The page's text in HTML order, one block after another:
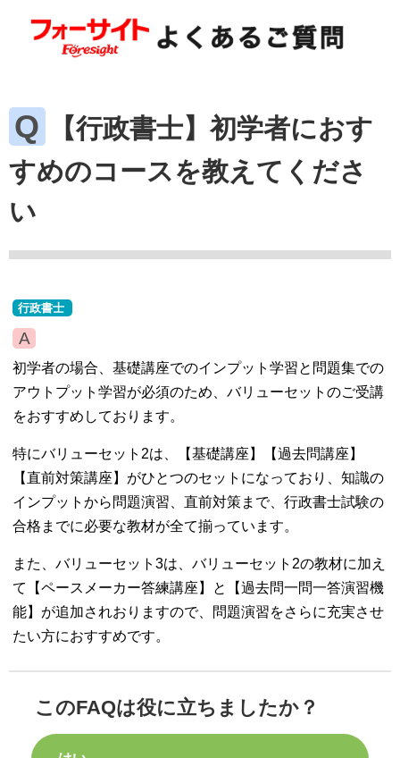
【行政書士】初学者におす
すめのコースを教えてくださ
い
行政書士
初学者の場合、基礎講座でのインプット学習と問題集での
アウトプット学習が必須のため、バリューセットのご受講
をおすすめしております。
特にバリューセット2は、【基礎講座】【過去問講座】
【直前対策講座】がひとつのセットになっており、知識の
インプットから問題演習、直前対策まで、行政書士試験の
合格までに必要な教材が全て揃っています。
また、バリューセット3は、バリューセット2の教材に加え
て【ペースメーカー答練講座】と【過去問一問一答演習機
能】が追加されおりますので、問題演習をさらに充実させ
たい方におすすめです。
このFAQは役に立ちましたか？